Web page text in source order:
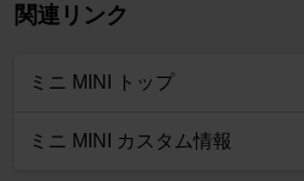
関連リンク
ミニ MINI トップ
ミニ MINI カスタム情報